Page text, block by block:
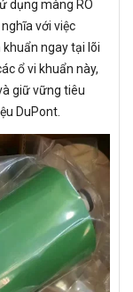
dụng màng RO
với việc
ngay tại lõi
ổ vi khuẩn này,
giữ vững tiêu
DuPont.